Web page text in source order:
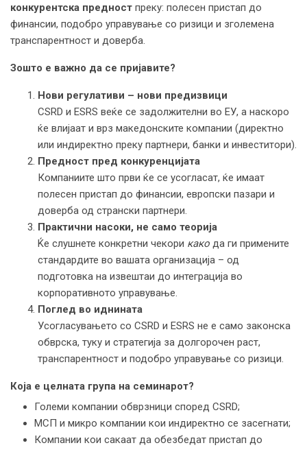
конкурентска предност преку: полесен пристап до
финансии, подобро управување со ризици и зголемена
транспарентност и доверба.
Зошто е важно да се пријавите?
Нови регулативи – нови предизвици
CSRD и ESRS веќе се задолжителни во ЕУ, а наскоро
ќе влијаат и врз македонските компании (директно
или индиректно преку партнери, банки и инвеститори).
Предност пред конкуренцијата
Компаниите што први ќе се усогласат, ќе имаат
полесен пристап до финансии, европски пазари и
доверба од странски партнери.
Практични насоки, не само теорија
Ќе слушнете конкретни чекори како да ги примените
стандардите во вашата организација – од
подготовка на извештаи до интеграција во
корпоративното управување.
Поглед во иднината
Усогласувањето со CSRD и ESRS не е само законска
обврска, туку и стратегија за долгорочен раст,
транспарентност и подобро управување со ризици.
Која е целната група на семинарот?
Големи компании обврзници според CSRD;
МСП и микро компании кои индиректно се засегнати;
Компании кои сакаат да обезбедат пристап до